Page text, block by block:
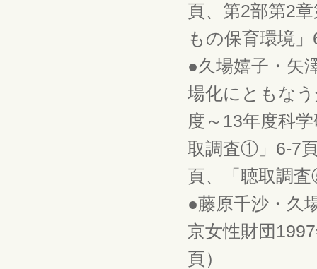
頁、第2部第2
もの保育環境
●久場嬉子・矢
場化にともな
度～13年度科
取調査①」6-7
頁、「聴取調
●藤原千沙・久
京女性財団
頁）